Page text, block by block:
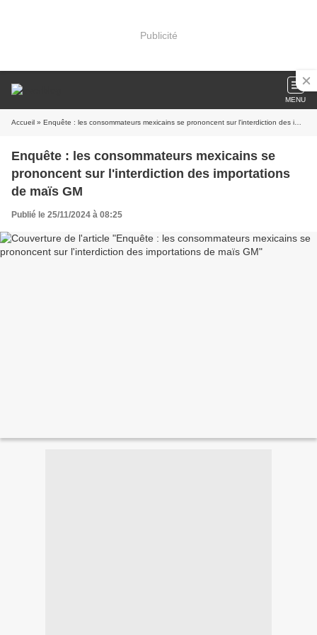
Publicité
MENU
Accueil » Enquête : les consommateurs mexicains se prononcent sur l'interdiction des importations de maïs GM
Enquête : les consommateurs mexicains se
prononcent sur l'interdiction des importations
de maïs GM
Publié le 25/11/2024 à 08:25